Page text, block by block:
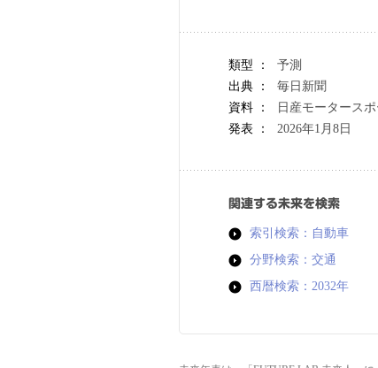
類型 ：
予測
出典 ：
毎日新聞
資料 ：
日産モータース
発表 ：
2026年1月8日
関連する未来を検索
索引検索：自動車
分野検索：交通
西暦検索：2032年